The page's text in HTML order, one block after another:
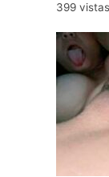
399 vistas